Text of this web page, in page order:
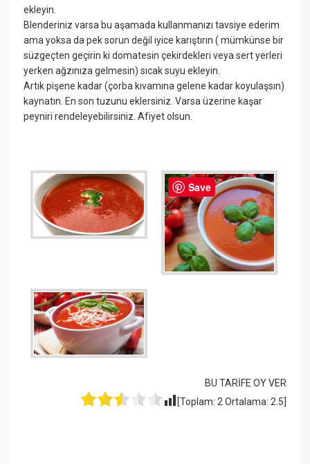
ekleyin.
Blenderiniz varsa bu aşamada kullanmanızı tavsiye ederim
ama yoksa da pek sorun değil iyice karıştırın ( mümkünse bir
süzgeçten geçirin ki domatesin çekirdekleri veya sert yerleri
yerken ağzınıza gelmesin) sıcak suyu ekleyin.
Artık pişene kadar (çorba kıvamına gelene kadar koyulaşsın)
kaynatın. En son tuzunu eklersiniz. Varsa üzerine kaşar
peyniri rendeleyebilirsiniz. Afiyet olsun.
BU TARİFE OY VER
[Toplam: 2 Ortalama: 2.5
Save